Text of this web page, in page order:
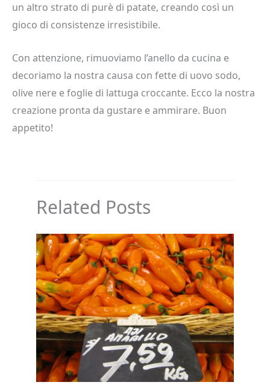
un altro strato di purè di patate, creando così un
gioco di consistenze irresistibile.
Con attenzione, rimuoviamo l’anello da cucina e
decoriamo la nostra causa con fette di uovo sodo,
olive nere e foglie di lattuga croccante. Ecco la nostra
creazione pronta da gustare e ammirare. Buon
appetito!
Related Posts